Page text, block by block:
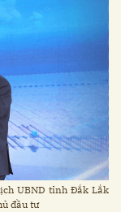
UBND tỉnh Đắk Lắk
đầu tư